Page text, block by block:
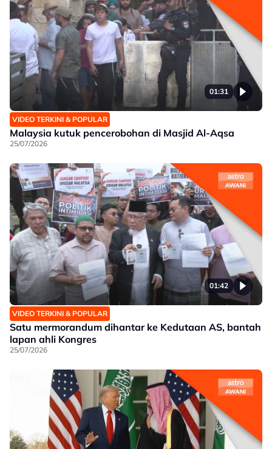
01:31
VIDEO TERKINI & POPULAR
Malaysia kutuk pencerobohan di Masjid Al-Aqsa
25/07/2026
01:42
VIDEO TERKINI & POPULAR
Satu mermorandum dihantar ke Kedutaan AS, bantah
lapan ahli Kongres
25/07/2026